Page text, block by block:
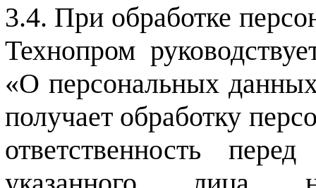
При обработке
Технопром
«О персональных
получает обработку
ответственность